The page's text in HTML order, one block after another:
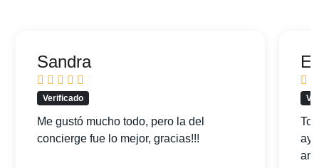
Sandra
Verificado
Me gustó mucho todo, pero la del
concierge fue lo mejor, gracias!!!